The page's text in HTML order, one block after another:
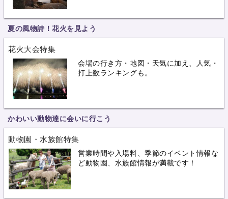
夏の風物詩！花火を見よう
花火大会特集
会場の行き方・地図・天気に加え、人気・
打上数ランキングも。
かわいい動物達に会いに行こう
動物園・水族館特集
営業時間や入場料、季節のイベント情報な
ど動物園、水族館情報が満載です！